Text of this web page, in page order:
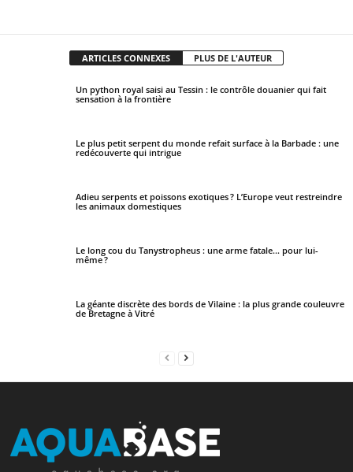
ARTICLES CONNEXES PLUS DE L'AUTEUR
Un python royal saisi au Tessin : le contrôle douanier qui fait
sensation à la frontière
Le plus petit serpent du monde refait surface à la Barbade : une
redécouverte qui intrigue
Adieu serpents et poissons exotiques ? L’Europe veut restreindre
les animaux domestiques
Le long cou du Tanystropheus : une arme fatale… pour lui-
même ?
La géante discrète des bords de Vilaine : la plus grande couleuvre
de Bretagne à Vitré